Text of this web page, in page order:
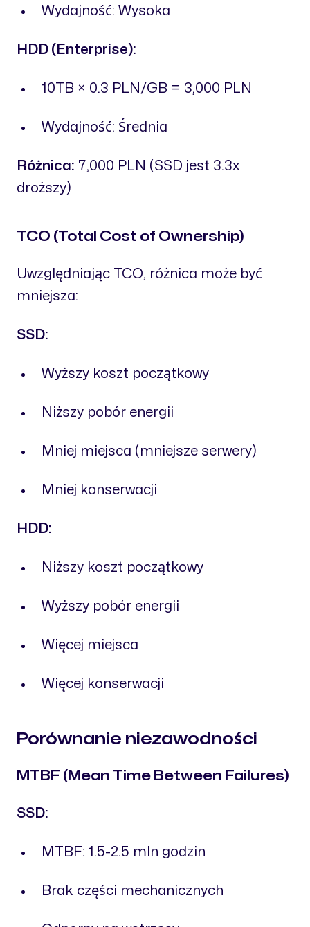
Wydajność: Wysoka
HDD (Enterprise):
10TB × 0.3 PLN/GB = 3,000 PLN
Wydajność: Średnia
Różnica: 7,000 PLN (SSD jest 3.3x
droższy)
TCO (Total Cost of Ownership)
Uwzględniając TCO, różnica może być
mniejsza:
SSD:
Wyższy koszt początkowy
Niższy pobór energii
Mniej miejsca (mniejsze serwery)
Mniej konserwacji
HDD:
Niższy koszt początkowy
Wyższy pobór energii
Więcej miejsca
Więcej konserwacji
Porównanie niezawodności
MTBF (Mean Time Between Failures)
SSD:
MTBF: 1.5-2.5 mln godzin
Brak części mechanicznych